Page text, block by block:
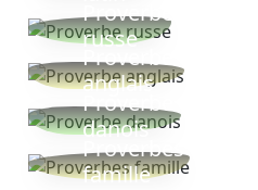
Proverbe
russe
Proverbe
anglais
Proverbe
danois
Proverbes
famille